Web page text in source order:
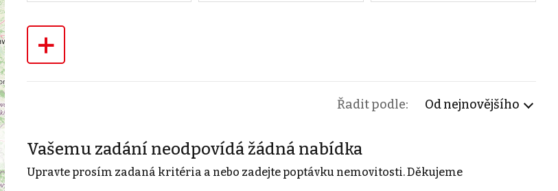
+
Řadit podle: Od nejnovějšího
Vašemu zadání neodpovídá žádná nabídka
Upravte prosím zadaná kritéria a nebo zadejte poptávku nemovitosti. Děkujeme